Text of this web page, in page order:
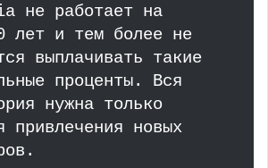
не работает на
лет и тем более не
выплачивать такие
проценты. Вся
нужна только
привлечения новых